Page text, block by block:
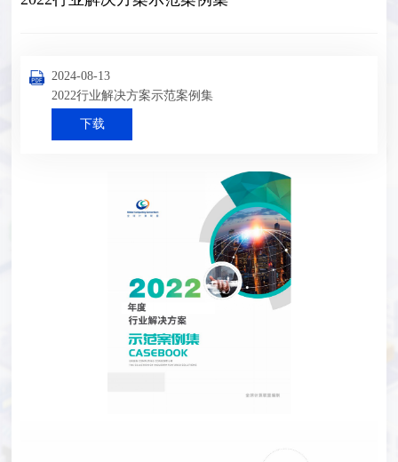
2024-08-13
2022行业解决方案示范案例集
下载